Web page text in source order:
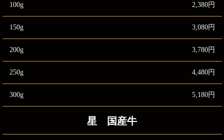
100g 2,380円
150g 3,080円
200g 3,780円
250g 4,480円
300g 5,180円
星 国産牛